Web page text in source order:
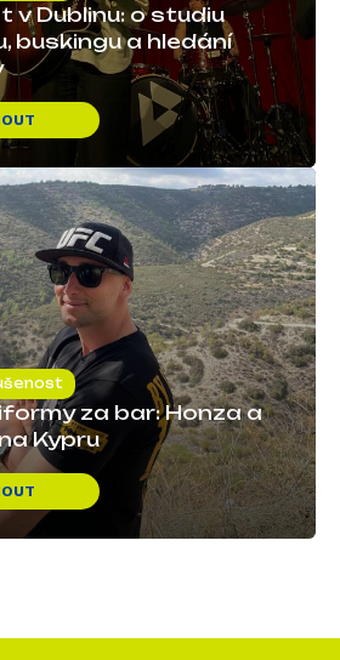
v Dublinu: o studiu
buskingu a hledání
za bar: Honza a
Kypru